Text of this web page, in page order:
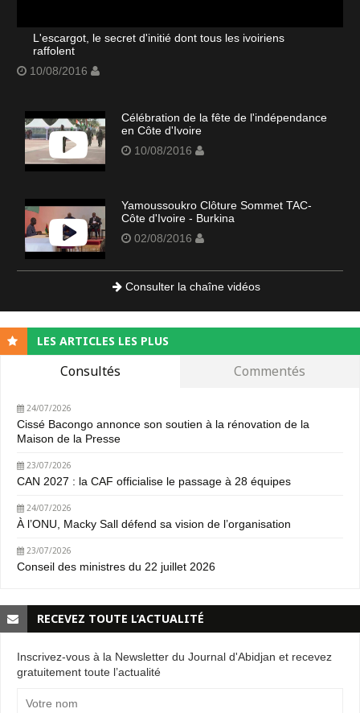
L'escargot, le secret d'initié dont tous les ivoiriens
raffolent
10/08/2016
Célébration de la fête de l'indépendance
en Côte d'Ivoire
10/08/2016
Yamoussoukro Clôture Sommet TAC-
Côte d'Ivoire - Burkina
02/08/2016
Consulter la chaîne vidéos
LES ARTICLES LES PLUS
Consultés Commentés
24/07/2026
Cissé Bacongo annonce son soutien à la rénovation de la
Maison de la Presse
23/07/2026
CAN 2027 : la CAF officialise le passage à 28 équipes
24/07/2026
À l’ONU, Macky Sall défend sa vision de l’organisation
23/07/2026
Conseil des ministres du 22 juillet 2026
RECEVEZ TOUTE L’ACTUALITÉ
Inscrivez-vous à la Newsletter du Journal d'Abidjan et recevez
gratuitement toute l’actualité